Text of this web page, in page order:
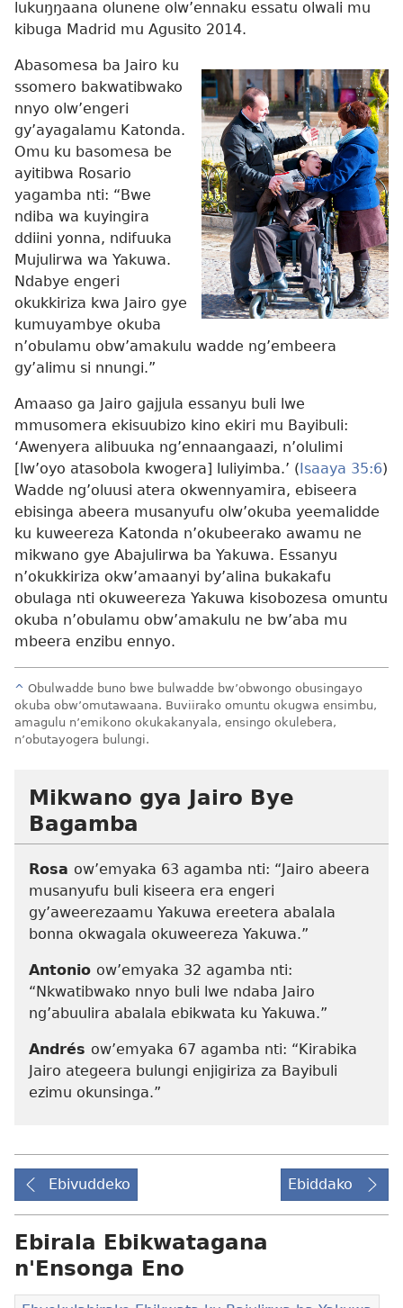
lukuŋŋaana olunene olw’ennaku essatu olwali mu
kibuga Madrid mu Agusito 2014.
Abasomesa ba Jairo ku
ssomero bakwatibwako
nnyo olw’engeri
gy’ayagalamu Katonda.
Omu ku basomesa be
ayitibwa Rosario
yagamba nti: “Bwe
ndiba wa kuyingira
ddiini yonna, ndifuuka
Mujulirwa wa Yakuwa.
Ndabye engeri
okukkiriza kwa Jairo gye
kumuyambye okuba
n’obulamu obw’amakulu wadde ng’embeera
gy’alimu si nnungi.”
Amaaso ga Jairo gajjula essanyu buli lwe
mmusomera ekisuubizo kino ekiri mu Bayibuli:
‘Awenyera alibuuka ng’ennaangaazi, n’olulimi
[lw’oyo atasobola kwogera] luliyimba.’ (Isaaya 35:6)
Wadde ng’oluusi atera okwennyamira, ebiseera
ebisinga abeera musanyufu olw’okuba yeemalidde
ku kuweereza Katonda n’okubeerako awamu ne
mikwano gye Abajulirwa ba Yakuwa. Essanyu
n’okukkiriza okw’amaanyi by’alina bukakafu
obulaga nti okuweereza Yakuwa kisobozesa omuntu
okuba n’obulamu obw’amakulu ne bw’aba mu
mbeera enzibu ennyo.
^ Obulwadde buno bwe bulwadde bw’obwongo obusingayo
okuba obw’omutawaana. Buviirako omuntu okugwa ensimbu,
amagulu n’emikono okukakanyala, ensingo okulebera,
n’obutayogera bulungi.
Mikwano gya Jairo Bye
Bagamba
Rosa ow’emyaka 63 agamba nti: “Jairo abeera
musanyufu buli kiseera era engeri
gy’aweerezaamu Yakuwa ereetera abalala
bonna okwagala okuweereza Yakuwa.”
Antonio ow’emyaka 32 agamba nti:
“Nkwatibwako nnyo buli lwe ndaba Jairo
ng’abuulira abalala ebikwata ku Yakuwa.”
Andrés ow’emyaka 67 agamba nti: “Kirabika
Jairo ategeera bulungi enjigiriza za Bayibuli
ezimu okunsinga.”
Ebivuddeko Ebiddako
Ebirala Ebikwatagana
n'Ensonga Eno